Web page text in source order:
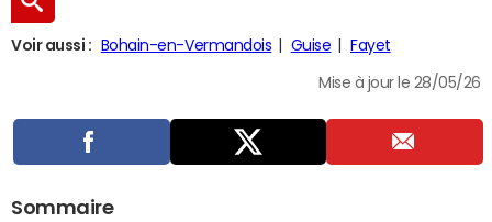
Voir aussi : Bohain-en-Vermandois Guise Fayet
Mise à jour le 28/05/26
Sommaire